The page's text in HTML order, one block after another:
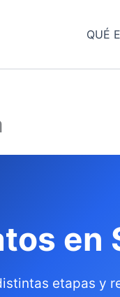
QUÉ
en
etapas y